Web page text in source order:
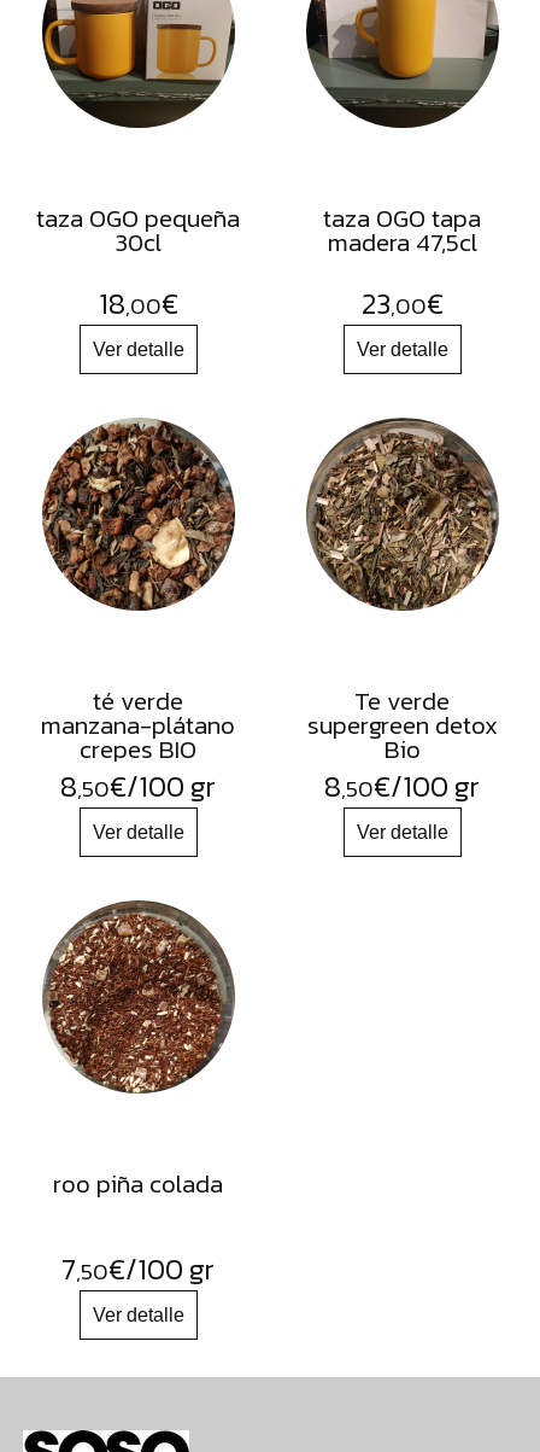
FRUTOS
SECOS
SAL
HIERBAS
ACEITES
FLORES
PRODUCTOS
ACCESORIOS
ALIMENTOS
DESHIDRATADOS
taza OGO pequeña
30cl
18,00€
taza OGO tapa
madera 47,5cl
23,00€
té verde
manzana-plátano
crepes BIO
8,50€/100 gr
Te verde
supergreen detox
Bio
8,50€/100 gr
roo piña colada
7,50€/100 gr